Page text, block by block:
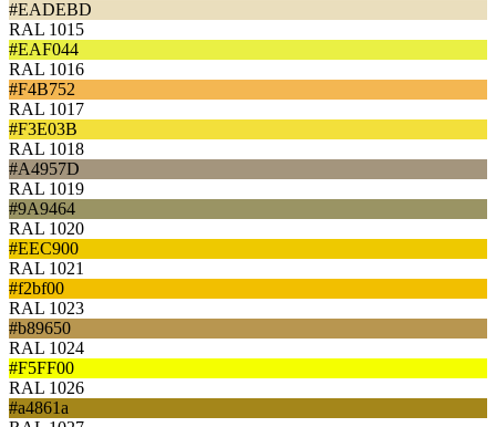
#EADEBD
RAL 1015
#EAF044
RAL 1016
#F4B752
RAL 1017
#F3E03B
RAL 1018
#A4957D
RAL 1019
#9A9464
RAL 1020
#EEC900
RAL 1021
#f2bf00
RAL 1023
#b89650
RAL 1024
#F5FF00
RAL 1026
#a4861a